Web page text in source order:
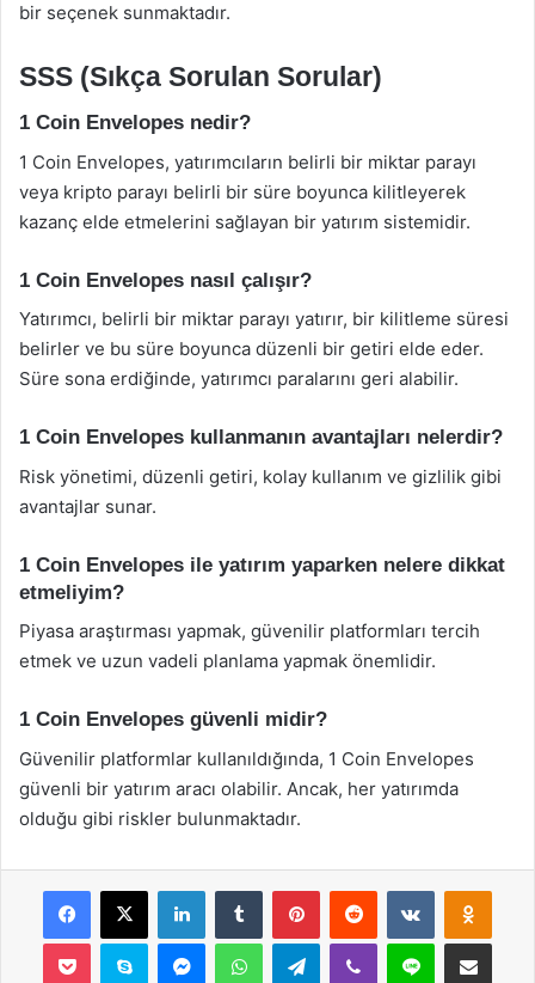
bir seçenek sunmaktadır.
SSS (Sıkça Sorulan Sorular)
1 Coin Envelopes nedir?
1 Coin Envelopes, yatırımcıların belirli bir miktar parayı
veya kripto parayı belirli bir süre boyunca kilitleyerek
kazanç elde etmelerini sağlayan bir yatırım sistemidir.
1 Coin Envelopes nasıl çalışır?
Yatırımcı, belirli bir miktar parayı yatırır, bir kilitleme süresi
belirler ve bu süre boyunca düzenli bir getiri elde eder.
Süre sona erdiğinde, yatırımcı paralarını geri alabilir.
1 Coin Envelopes kullanmanın avantajları nelerdir?
Risk yönetimi, düzenli getiri, kolay kullanım ve gizlilik gibi
avantajlar sunar.
1 Coin Envelopes ile yatırım yaparken nelere dikkat
etmeliyim?
Piyasa araştırması yapmak, güvenilir platformları tercih
etmek ve uzun vadeli planlama yapmak önemlidir.
1 Coin Envelopes güvenli midir?
Güvenilir platformlar kullanıldığında, 1 Coin Envelopes
güvenli bir yatırım aracı olabilir. Ancak, her yatırımda
olduğu gibi riskler bulunmaktadır.
Facebook
X LinkedInTumblr PinterestReddit VKontakte
Pocket Skype MessengerWhatsAppTelegramViber Line E-Posta ile